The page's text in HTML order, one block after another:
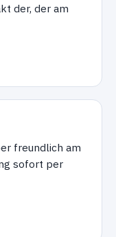
der, der am
freundlich am
sofort per